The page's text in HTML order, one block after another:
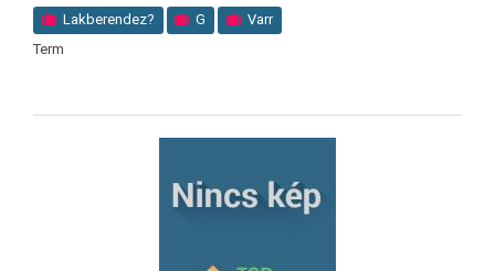
Lakberendez? G
Varr
Term